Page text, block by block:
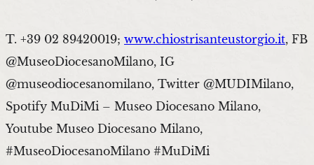
T. +39 02 89420019; www.chiostrisanteustorgio.it, FB
@MuseoDiocesanoMilano, IG
@museodiocesanomilano, Twitter @MUDIMilano,
Spotify MuDiMi – Museo Diocesano Milano,
Youtube Museo Diocesano Milano,
#MuseoDiocesanoMilano #MuDiMi